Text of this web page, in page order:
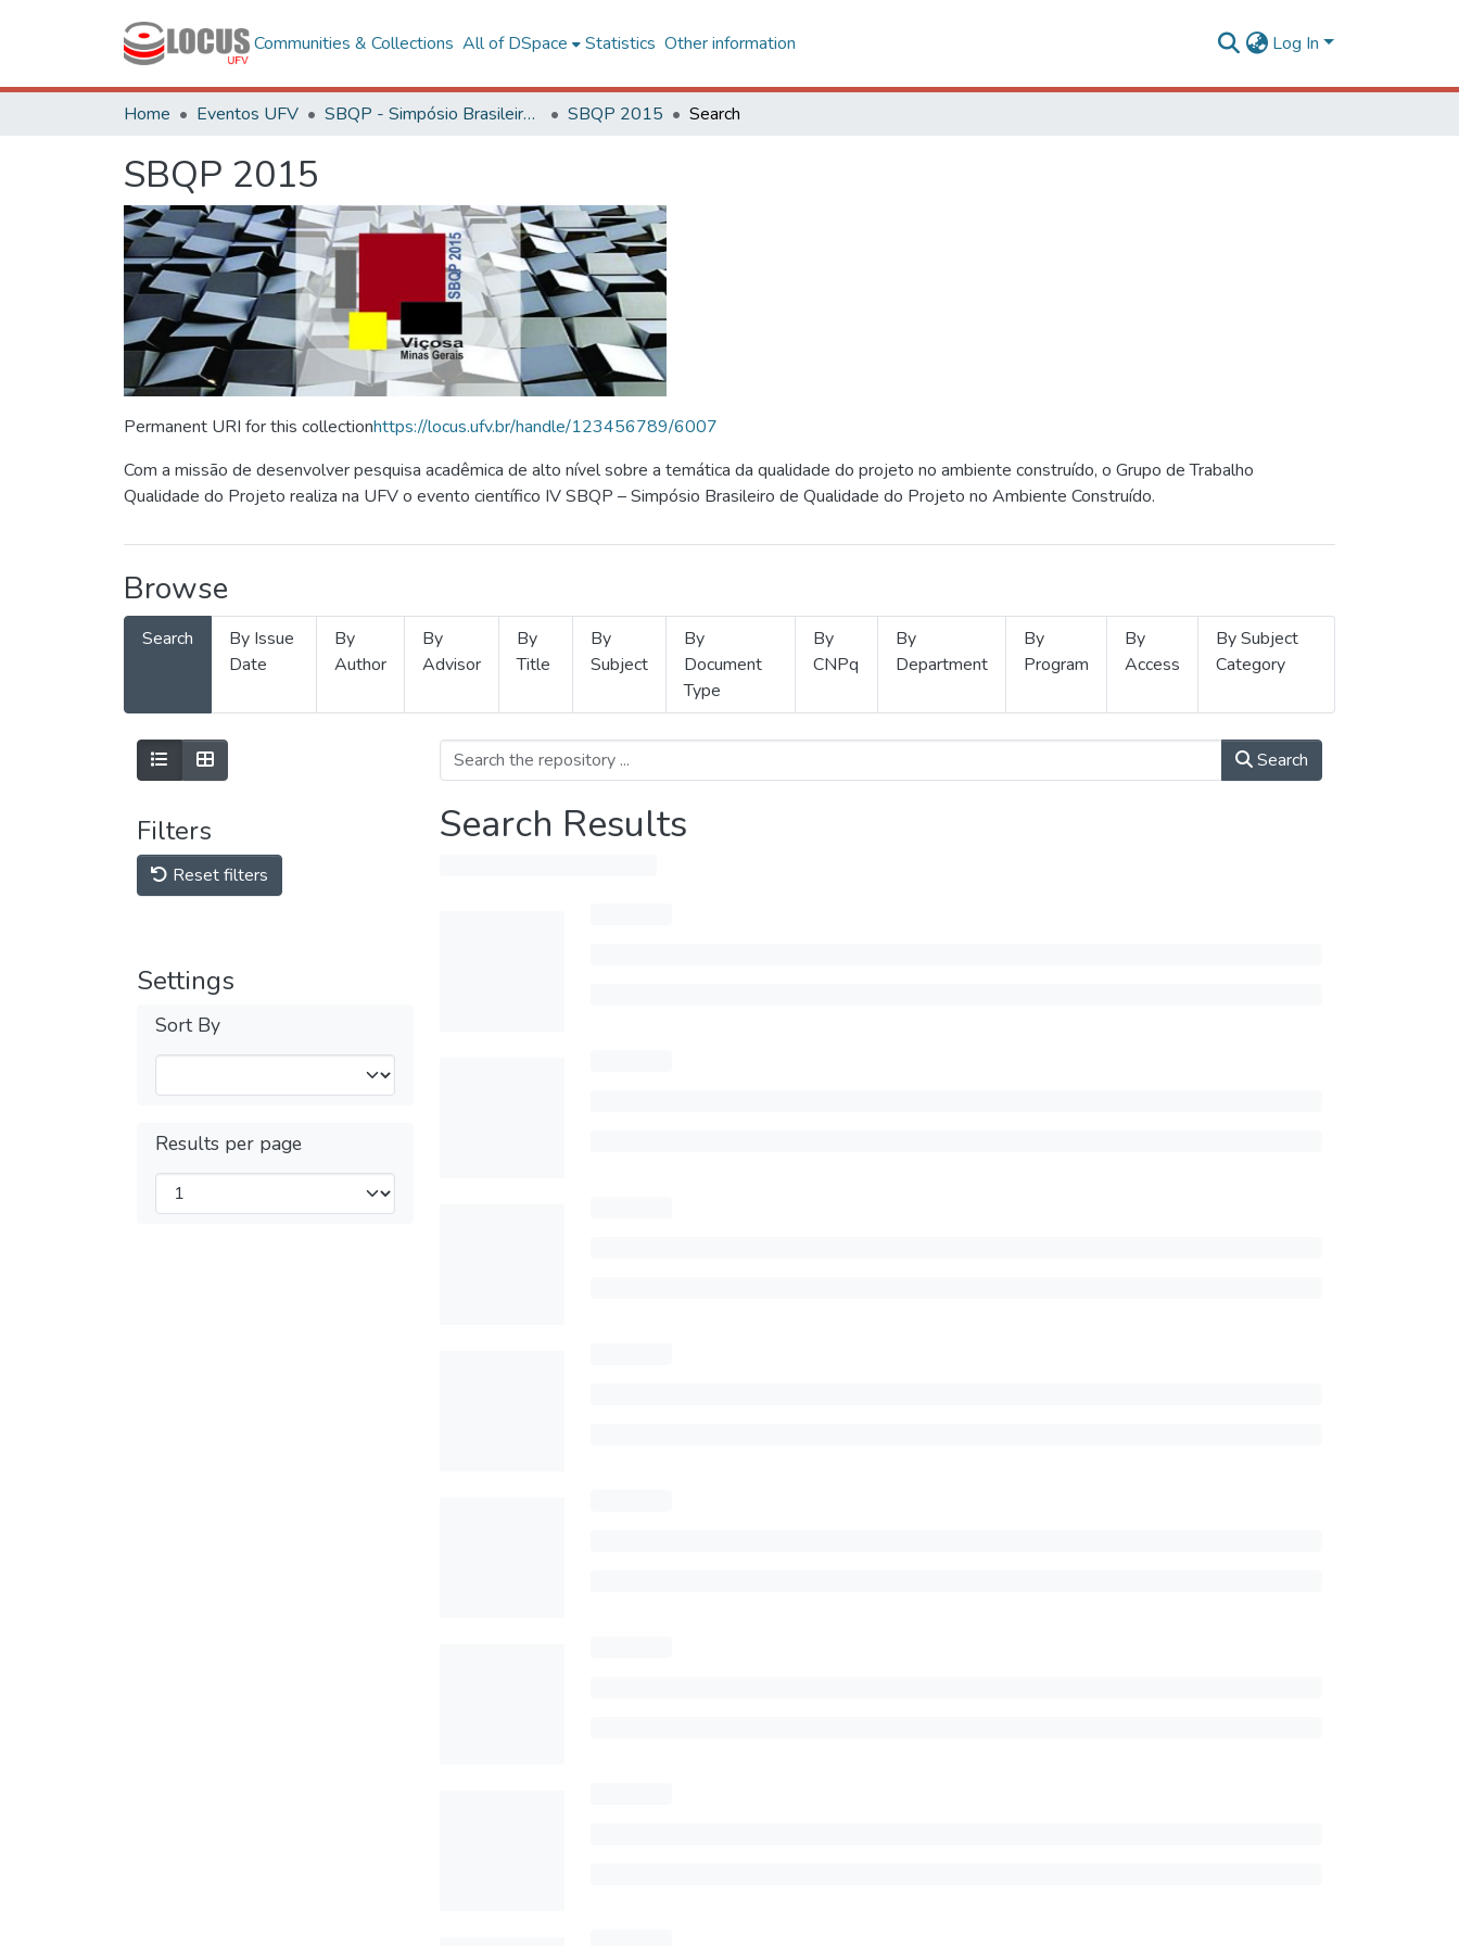
Communities & Collections All of DSpace Statistics Other information Log In
Home Eventos UFV SBQP - Simpósio Brasileiro de Qualidade do Projeto no Ambiente Construído SBQP 2015 Search
SBQP 2015
Permanent URI for this collectionhttps://locus.ufv.br/handle/123456789/6007
Com a missão de desenvolver pesquisa acadêmica de alto nível sobre a temática da qualidade do projeto no ambiente construído, o Grupo de Trabalho
Qualidade do Projeto realiza na UFV o evento científico IV SBQP – Simpósio Brasileiro de Qualidade do Projeto no Ambiente Construído.
Browse
Search
By Issue
Date
By
Author
By
Advisor
By
Title
By
Subject
By
Document
Type
By
CNPq
By
Department
By
Program
By
Access
By Subject
Category
Filters
Reset filters
Settings
Sort By
Results per page
Search
Search Results